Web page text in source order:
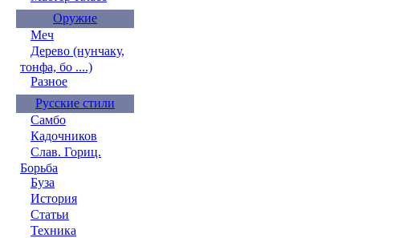
Оружие
Меч
Дерево (нунчаку,
тонфа, бо ....)
Разное
Русские стили
Самбо
Кадочников
Слав. Гориц.
Борьба
Буза
История
Статьи
Техника